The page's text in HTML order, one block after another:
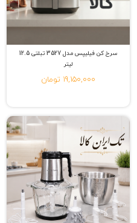
سرخ کن فیلیپس مدل 3527 تبلتی 12.5
لیتر
19,150,000 تومان